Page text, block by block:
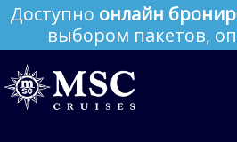
Доступно онлайн
выбором пакетов,